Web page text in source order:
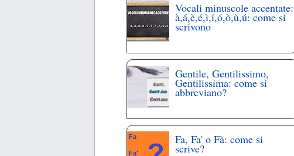
Vocali minuscole accentate:
à,á,è,é,ì,í,ó,ò,ù,ú: come si
scrivono
Gentile, Gentilissimo,
Gentilissima: come si
abbreviano?
Fa, Fa' o Fà: come si
scrive?